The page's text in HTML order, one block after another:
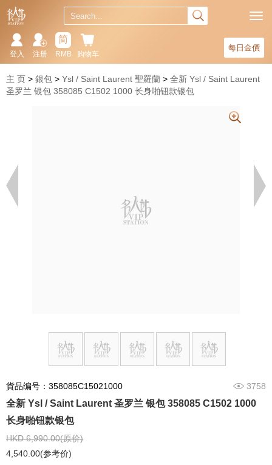
每日金價
购物车
简
RMB
注册
登入
主 页 銀包 Ysl / Saint Laurent 聖羅蘭
全新 Ysl / Saint Laurent
圣罗兰 银包 358085 C1502 1000 长身啪钮款银包
貨品编号：358085C15021000 3758
全新 Ysl / Saint Laurent 圣罗兰 银包 358085 C1502 1000
长身啪钮款银包
HKD 6,990.00(原价)
4,540.00(参考价)